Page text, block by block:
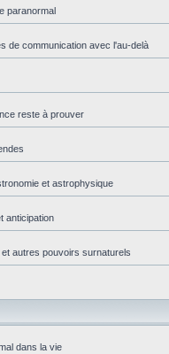
paranormal
de communication avec l'au-delà
reste à prouver
et astrophysique
anticipation
autres pouvoirs surnaturels
dans la vie